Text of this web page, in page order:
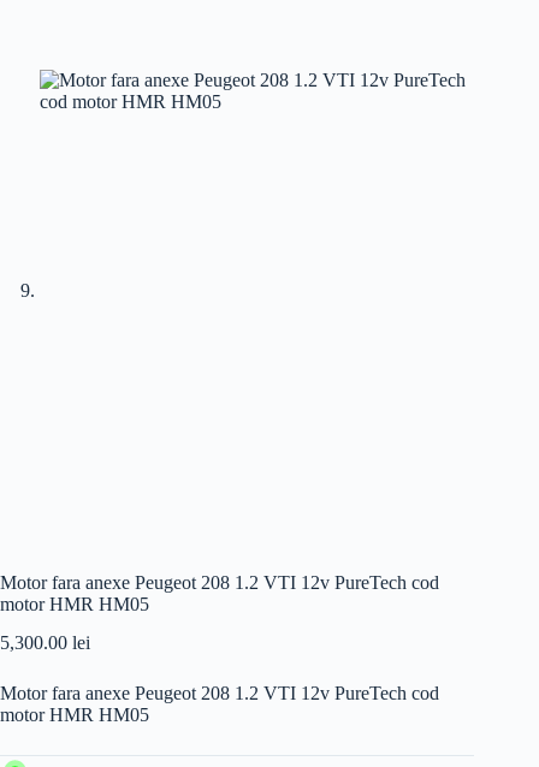
Motor fara anexe Peugeot 208 1.2 VTI 12v PureTech cod
motor HMR HM05
5,300.00 lei
Motor fara anexe Peugeot 208 1.2 VTI 12v PureTech cod
motor HMR HM05